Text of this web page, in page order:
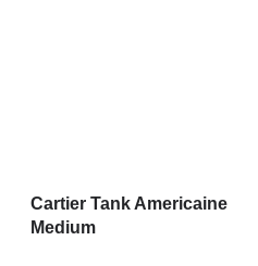
Cartier Tank Americaine
Medium